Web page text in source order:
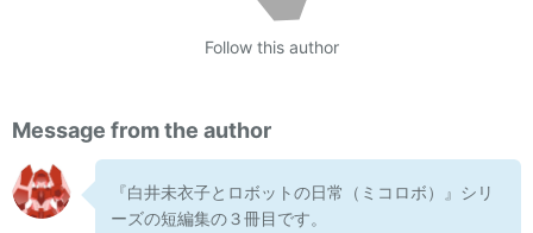
Follow this author
Message from the author
『白井未衣子とロボットの日常（ミコロボ）』シリ
ーズの短編集の３冊目です。